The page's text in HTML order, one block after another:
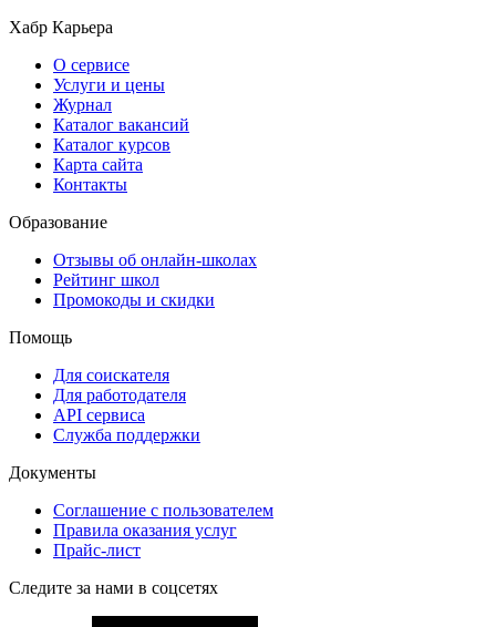
Хабр Карьера
О сервисе
Услуги и цены
Журнал
Каталог вакансий
Каталог курсов
Карта сайта
Контакты
Образование
Отзывы об онлайн-школах
Рейтинг школ
Промокоды и скидки
Помощь
Для соискателя
Для работодателя
API сервиса
Служба поддержки
Документы
Соглашение с пользователем
Правила оказания услуг
Прайс-лист
Следите за нами в соцсетях